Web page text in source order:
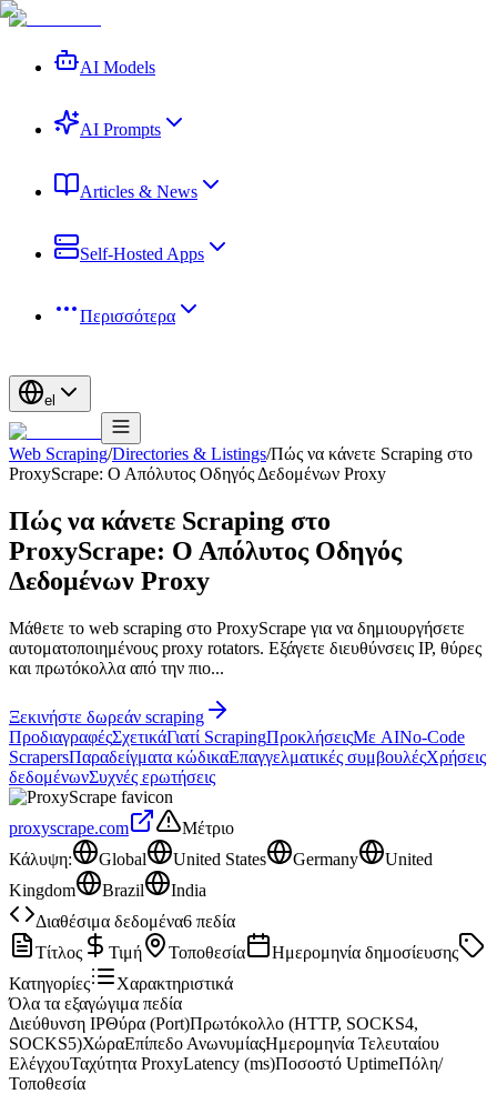
AI Models
AI Prompts
Articles & News
Self-Hosted Apps
Περισσότερα
el
Web Scraping/Directories & Listings/Πώς να κάνετε Scraping στο
ProxyScrape: Ο Απόλυτος Οδηγός Δεδομένων Proxy
Πώς να κάνετε Scraping στο
ProxyScrape: Ο Απόλυτος Οδηγός
Δεδομένων Proxy
Μάθετε το web scraping στο ProxyScrape για να δημιουργήσετε
αυτοματοποιημένους proxy rotators. Εξάγετε διευθύνσεις IP, θύρες
και πρωτόκολλα από την πιο...
Ξεκινήστε δωρεάν scraping
ΠροδιαγραφέςΣχετικάΓιατί ScrapingΠροκλήσειςΜε AINo-Code
ScrapersΠαραδείγματα κώδικαΕπαγγελματικές συμβουλέςΧρήσεις
δεδομένωνΣυχνές ερωτήσεις
proxyscrape.com
Μέτριο
Κάλυψη: Global United States Germany
United
Kingdom
Brazil
India
Διαθέσιμα δεδομένα6 πεδία
Τίτλος
Τιμή Τοποθεσία
Ημερομηνία δημοσίευσης
Κατηγορίες
Χαρακτηριστικά
Όλα τα εξαγώγιμα πεδία
Διεύθυνση IPΘύρα (Port)Πρωτόκολλο (HTTP, SOCKS4,
SOCKS5)ΧώραΕπίπεδο ΑνωνυμίαςΗμερομηνία Τελευταίου
ΕλέγχουΤαχύτητα ProxyLatency (ms)Ποσοστό UptimeΠόλη/
Τοποθεσία